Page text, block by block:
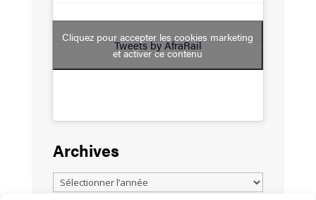
Tweets by AfraRail
Cliquez pour accepter les cookies marketing
et activer ce contenu
Archives